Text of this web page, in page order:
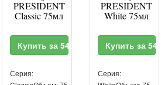
PRESIDENT
Classic 75мл
Купить за 545 RUR
Серия:
PRESIDENT
White 75мл
Купить за 545
Серия: